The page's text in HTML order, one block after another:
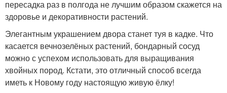
пересадка раз в полгода не лучшим образом скажется на
здоровье и декоративности растений.
Элегантным украшением двора станет туя в кадке. Что
касается вечнозелёных растений, бондарный сосуд
можно с успехом использовать для выращивания
хвойных пород. Кстати, это отличный способ всегда
иметь к Новому году настоящую живую ёлку!